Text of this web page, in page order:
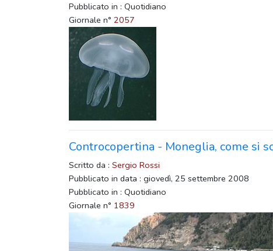
Pubblicato in : Quotidiano
Giornale n° 2057
Controcopertina - Moneglia, come si
Scritto da : Sergio Rossi
Pubblicato in data : giovedì, 25 settembre 2008
Pubblicato in : Quotidiano
Giornale n° 1839